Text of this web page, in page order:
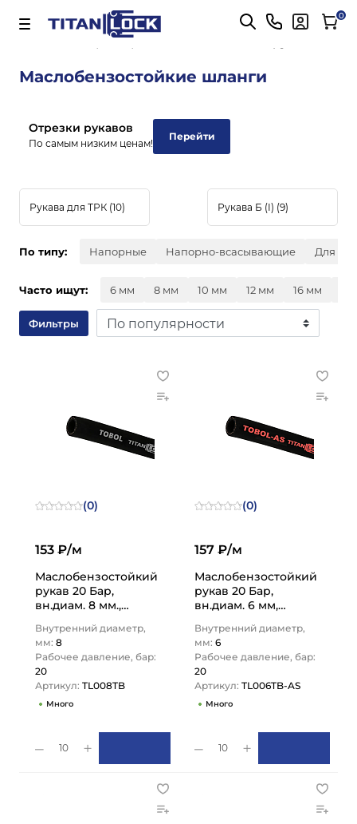
Важно! Для оплаты заказов Подробнее 0
Маслобензостойкие шланги
Отрезки рукавов
По самым низким ценам!
Перейти
Рукава для ТРК (10) Рукава Б (I) (9)
По типу: Напорные Напорно-всасывающие Для
Часто ищут: 6 мм 8 мм 10 мм 12 мм 16 мм
Фильтры
(0)
153 ₽/м
Маслобензостойкий
рукав 20 Бар,
вн.диам. 8 мм.,
Внутренний диаметр,
мм: 8
Рабочее давление, бар:
20
Артикул: TL008TB
Много
10
(0)
157 ₽/м
Маслобензостойкий
рукав 20 Бар,
вн.диам. 6 мм,
LOCK
Внутренний диаметр,
мм: 6
Рабочее давление, бар:
20
Артикул: TL006TB-AS
Много
10